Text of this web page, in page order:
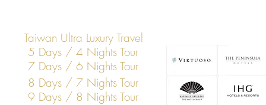
Taiwan Ultra Luxury Travel
5 Days / 4 Nights Tour
7 Days / 6 Nights Tour
8 Days / 7 Nights Tour
9 Days / 8 Nights Tour